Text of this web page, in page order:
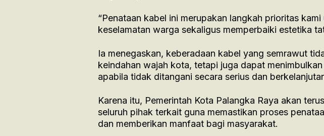
“Penataan kabel ini merupakan langkah prioritas kami
keselamatan warga sekaligus memperbaiki estetika
Ia menegaskan, keberadaan kabel yang semrawut
keindahan wajah kota, tetapi juga dapat
apabila tidak ditangani secara serius dan
Karena itu, Pemerintah Kota Palangka Raya akan
seluruh pihak terkait guna memastikan proses
dan memberikan manfaat bagi masyarakat.